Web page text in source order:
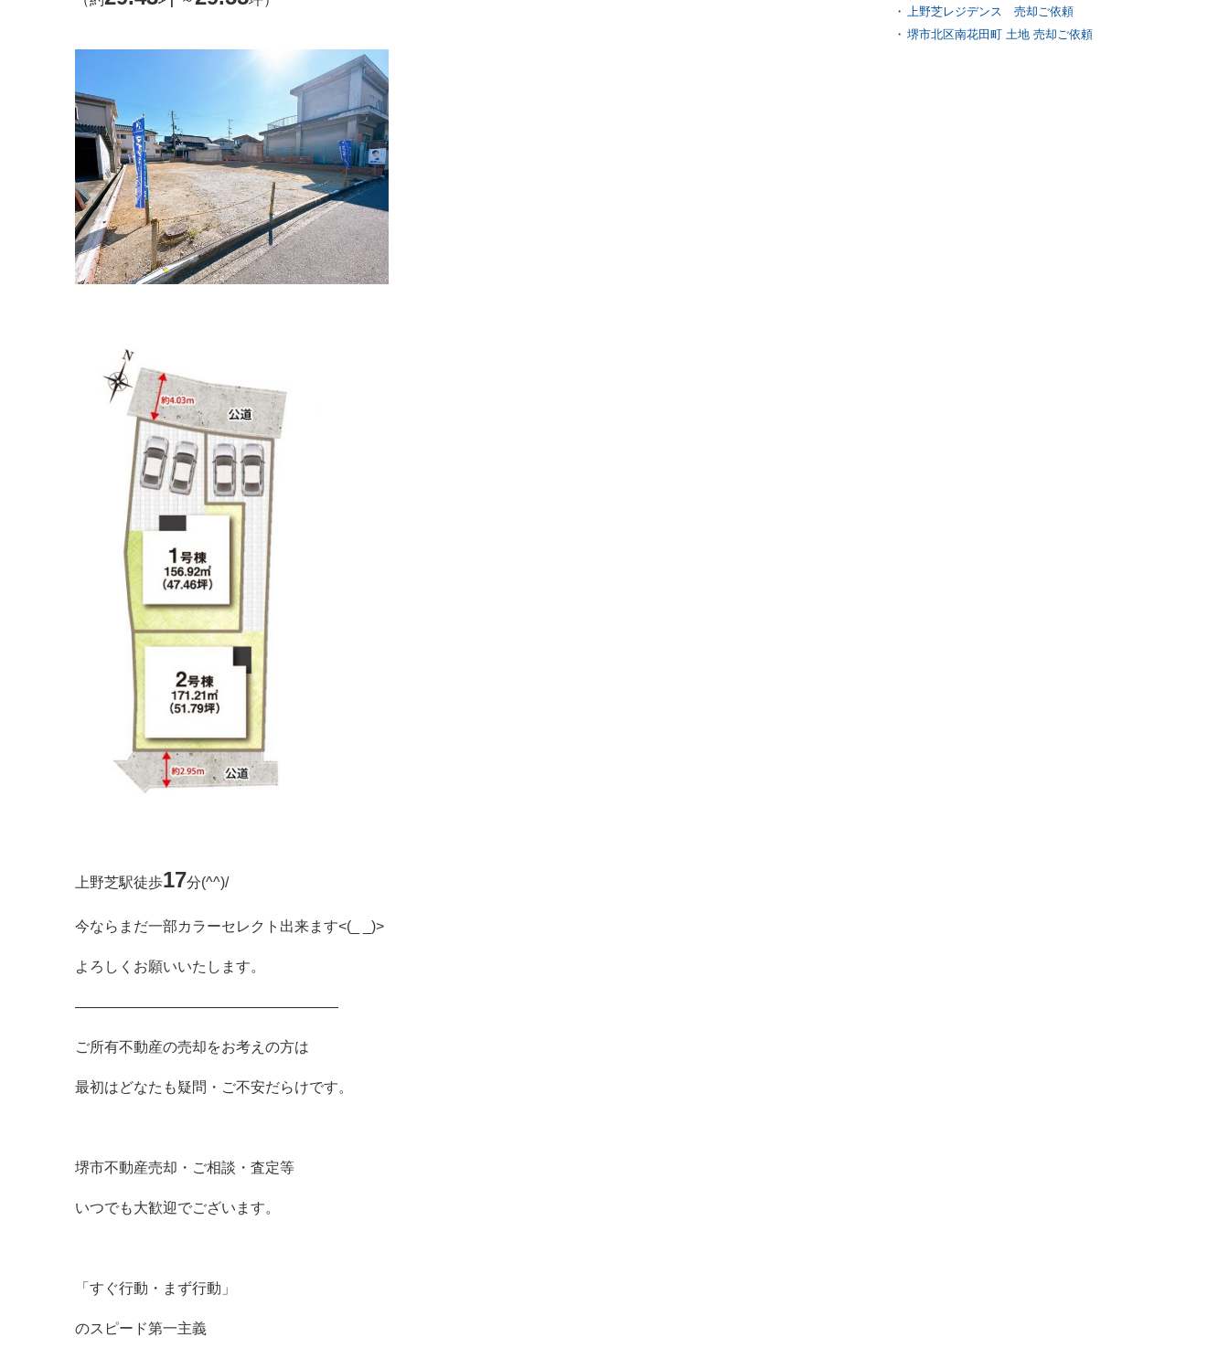
上野芝駅徒歩17分(^^)/
今ならまだ一部カラーセレクト出来ます<(_ _)>
よろしくお願いいたします。
――――――――――――――――――
ご所有不動産の売却をお考えの方は
最初はどなたも疑問・ご不安だらけです。
堺市不動産売却・ご相談・査定等
いつでも大歓迎でございます。
「すぐ行動・まず行動」
のスピード第一主義
上野芝レジデンス 売却ご依頼
堺市北区南花田町 土地 売却ご依頼